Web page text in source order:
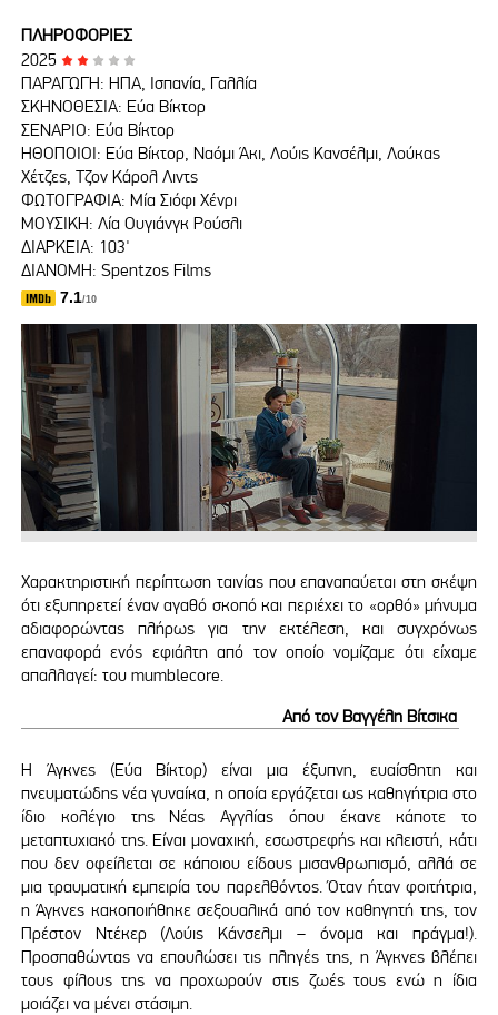
ΠΛΗΡΟΦΟΡΙΕΣ
2025
ΠΑΡΑΓΩΓΗ: ΗΠΑ, Ισπανία, Γαλλία
ΣΚΗΝΟΘΕΣΙΑ: Εύα Βίκτορ
ΣΕΝΑΡΙΟ: Εύα Βίκτορ
ΗΘΟΠΟΙΟΙ: Εύα Βίκτορ, Ναόμι Άκι, Λούις Κανσέλμι, Λούκας
Χέτζες, Τζον Κάρολ Λιντς
ΦΩΤΟΓΡΑΦΙΑ: Μία Σιόφι Χένρι
ΜΟΥΣΙΚΗ: Λία Ουγιάνγκ Ρούσλι
ΔΙΑΡΚΕΙΑ: 103'
ΔΙΑΝΟΜΗ: Spentzos Films
7.1/10
Χαρακτηριστική περίπτωση ταινίας που επαναπαύεται στη σκέψη
ότι εξυπηρετεί έναν αγαθό σκοπό και περιέχει το «ορθό» μήνυμα
αδιαφορώντας πλήρως για την εκτέλεση, και συγχρόνως
επαναφορά ενός εφιάλτη από τον οποίο νομίζαμε ότι είχαμε
απαλλαγεί: του mumblecore.
Από τον Βαγγέλη Βίτσικα
Η Άγκνες (Εύα Βίκτορ) είναι μια έξυπνη, ευαίσθητη και
πνευματώδης νέα γυναίκα, η οποία εργάζεται ως καθηγήτρια στο
ίδιο κολέγιο της Νέας Αγγλίας όπου έκανε κάποτε το
μεταπτυχιακό της. Είναι μοναχική, εσωστρεφής και κλειστή, κάτι
που δεν οφείλεται σε κάποιου είδους μισανθρωπισμό, αλλά σε
μια τραυματική εμπειρία του παρελθόντος. Όταν ήταν φοιτήτρια,
η Άγκνες κακοποιήθηκε σεξουαλικά από τον καθηγητή της, τον
Πρέστον Ντέκερ (Λούις Κάνσελμι – όνομα και πράγμα!).
Προσπαθώντας να επουλώσει τις πληγές της, η Άγκνες βλέπει
τους φίλους της να προχωρούν στις ζωές τους ενώ η ίδια
μοιάζει να μένει στάσιμη.